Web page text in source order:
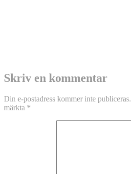
Skriv en kommentar
Din e-postadress kommer inte publiceras.
märkta *